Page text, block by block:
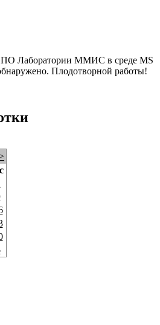
ПО Лаборатории ММИС в среде MS
Плодотворной работы!